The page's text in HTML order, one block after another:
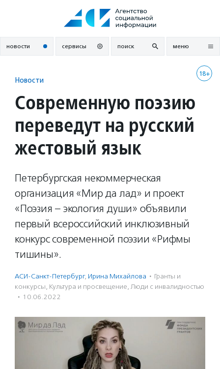
новости сервисы поиск меню
18+
Новости
Современную поэзию
переведут на русский
жестовый язык
Петербургская некоммерческая
организация «Мир да лад» и проект
«Поэзия – экология души» объявили
первый всероссийский инклюзивный
конкурс современной поэзии «Рифмы
тишины».
АСИ-Санкт-Петербург, Ирина Михайлова · Гранты и
конкурсы, Культура и просвещение, Люди с инвалидностью
· 10.06.2022